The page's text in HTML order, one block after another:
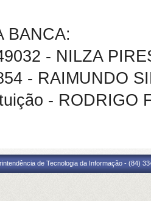
BANCA:
- NILZA
- RAIMUNDO
- RODRIGO
de Tecnologia da Informação - (84)